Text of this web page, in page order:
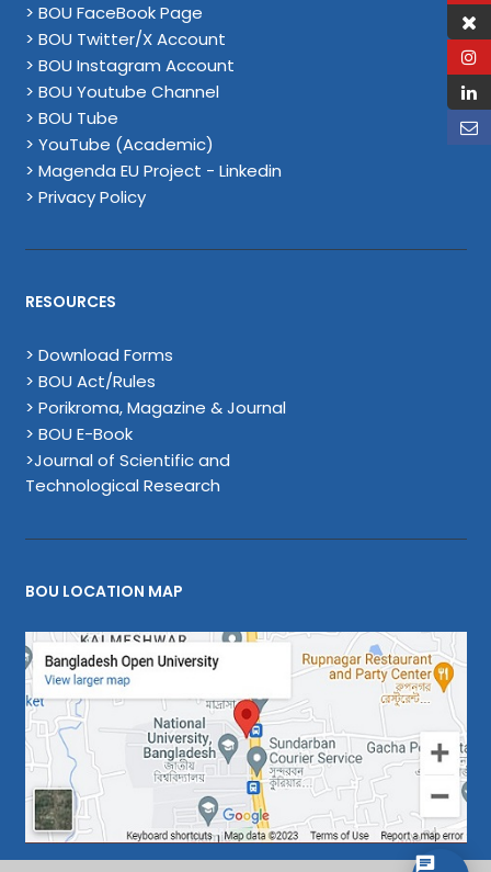
> BOU FaceBook Page
> BOU Twitter/X Account
> BOU Instagram Account
> BOU Youtube Channel
> BOU Tube
> YouTube (Academic)
> Magenda EU Project - Linkedin
> Privacy Policy
RESOURCES
> Download Forms
> BOU Act/Rules
> Porikroma, Magazine & Journal
> BOU E-Book
>Journal of Scientific and
Technological Research
BOU LOCATION MAP